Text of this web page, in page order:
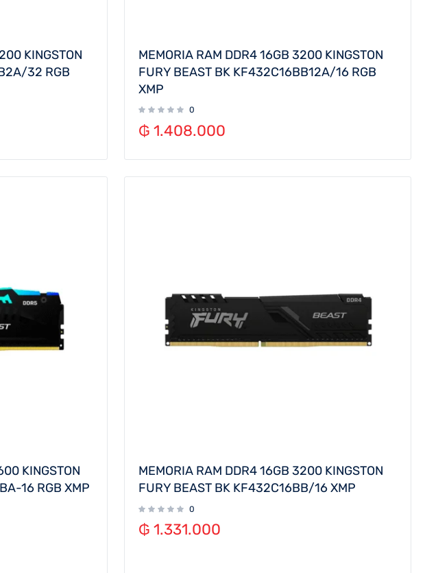
KINGSTON
32 RGB
MEMORIA RAM DDR4 16GB 3200 KINGSTON
FURY BEAST BK KF432C16BB12A/16 RGB
XMP
0
₲ 1.408.000
KINGSTON
16 RGB XMP
MEMORIA RAM DDR4 16GB 3200 KINGSTON
FURY BEAST BK KF432C16BB/16 XMP
0
₲ 1.331.000